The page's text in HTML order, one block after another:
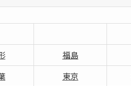
福島
東京